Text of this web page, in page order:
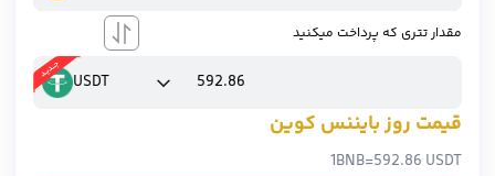
مقدار تتری که پرداخت میکنید
USDT
قیمت روز بایننس کوین
1BNB=592.86 USDT